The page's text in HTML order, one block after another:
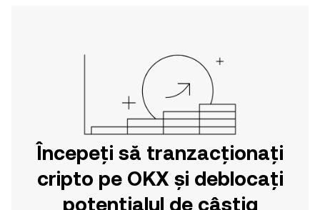
Începeți să tranzacționați
cripto pe OKX și deblocați
potențialul de câștig